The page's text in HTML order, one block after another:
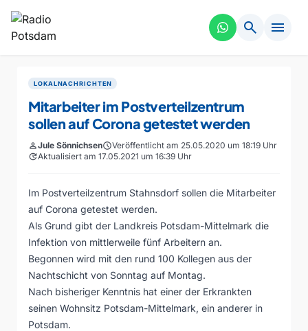
search menu
LOKALNACHRICHTEN
Mitarbeiter im Postverteilzentrum
sollen auf Corona getestet werden
personJule SönnichsenscheduleVeröffentlicht am 25.05.2020 um 18:19 Uhr
updateAktualisiert am 17.05.2021 um 16:39 Uhr
Im Postverteilzentrum Stahnsdorf sollen die Mitarbeiter
auf Corona getestet werden.
Als Grund gibt der Landkreis Potsdam-Mittelmark die
Infektion von mittlerweile fünf Arbeitern an.
Begonnen wird mit den rund 100 Kollegen aus der
Nachtschicht von Sonntag auf Montag.
Nach bisheriger Kenntnis hat einer der Erkrankten
seinen Wohnsitz Potsdam-Mittelmark, ein anderer in
Potsdam.